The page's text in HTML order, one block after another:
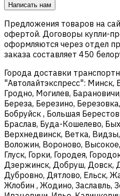
Написать нам
Предложения товаров на
офертой. Договоры купли-
оформляются через отдел
заказа составляет 450
Города доставки
"Автолайтэкспресс": Минск,
Гродно, Могилев,
Береза, Березино,
Бобруйск , Большая
Браслав, Буда-Кошелево,
Верхнедвинск, Ветка,
Воложин, Вороново,
Глуск, Горки, Городея,
Дзержинск, Добруш, Довск,
Дубровно, Дятлово, Ельск,
Жлобин , Жодино, Заславль,